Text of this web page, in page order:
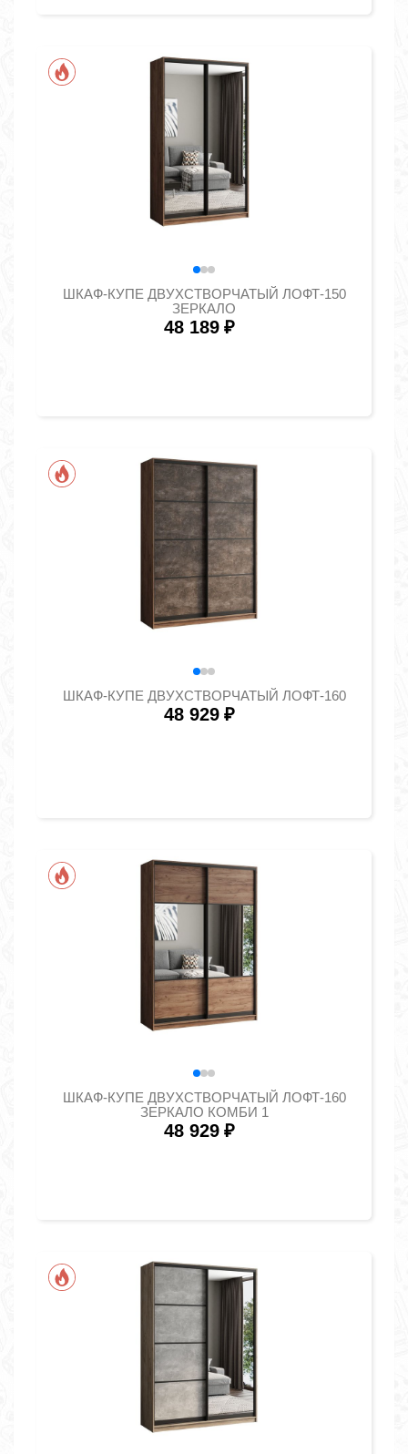
ШКАФ-КУПЕ ДВУХСТВОРЧАТЫЙ ЛОФТ-150
ЗЕРКАЛО
48 189 ₽
ШКАФ-КУПЕ ДВУХСТВОРЧАТЫЙ ЛОФТ-160
48 929 ₽
ШКАФ-КУПЕ ДВУХСТВОРЧАТЫЙ ЛОФТ-160
ЗЕРКАЛО КОМБИ 1
48 929 ₽